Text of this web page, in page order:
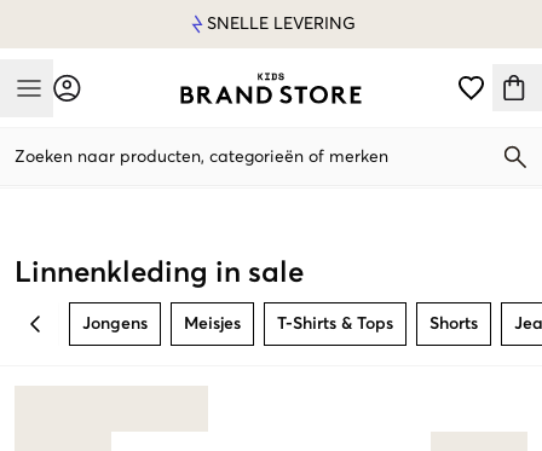
SNELLE LEVERING
Mobile Menu
Zoeken naar producten, categorieën of merken
Linnenkleding in sale
BACK Jongens Meisjes T-Shirts & Tops Shorts